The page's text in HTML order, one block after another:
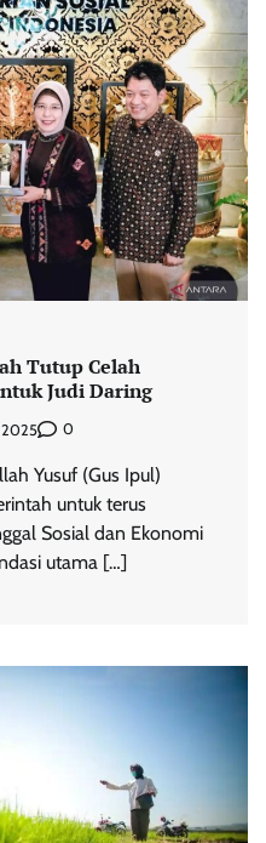
Tutup Celah
Judi Daring
2025 0
Yusuf (Gus Ipul)
untuk terus
Sosial dan Ekonomi
utama […]